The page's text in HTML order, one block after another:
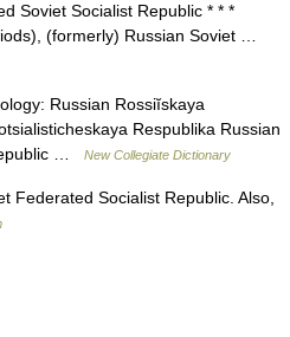
Soviet Socialist Republic * * *
(formerly) Russian Soviet …
Russian Rossiĭskaya
Respublika Russian
…
New Collegiate Dictionary
Federated Socialist Republic. Also,